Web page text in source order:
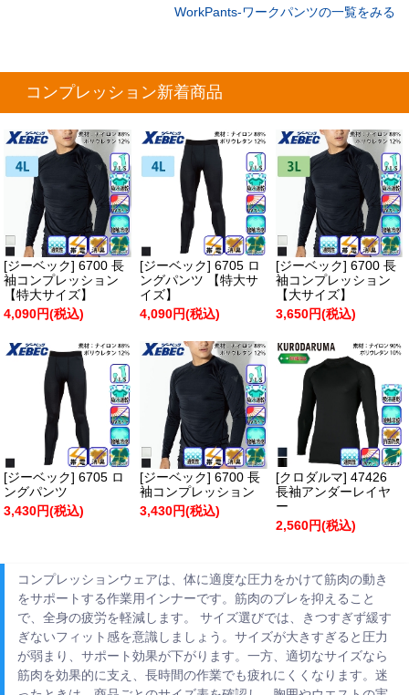
WorkPants-ワークパンツの一覧をみる
コンプレッション新着商品
[ジーベック] 6700 長
袖コンプレッション
【特大サイズ】
4,090円(税込)
[ジーベック] 6705 ロ
ングパンツ 【特大サ
イズ】
4,090円(税込)
[ジーベック] 6700 長
袖コンプレッション
【大サイズ】
3,650円(税込)
[ジーベック] 6705 ロ
ングパンツ
3,430円(税込)
[ジーベック] 6700 長
袖コンプレッション
3,430円(税込)
[クロダルマ] 47426
長袖アンダーレイヤ
ー
2,560円(税込)
コンプレッションウェアは、体に適度な圧力をかけて筋肉の動き
をサポートする作業用インナーです。筋肉のブレを抑えること
で、全身の疲労を軽減します。 サイズ選びでは、きつすぎず緩す
ぎないフィット感を意識しましょう。サイズが大きすぎると圧力
が弱まり、サポート効果が下がります。一方、適切なサイズなら
筋肉を効果的に支え、長時間の作業でも疲れにくくなります。迷